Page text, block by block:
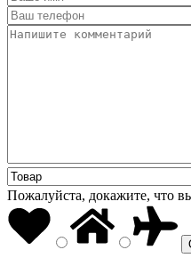
Пожалуйста, докажите, что